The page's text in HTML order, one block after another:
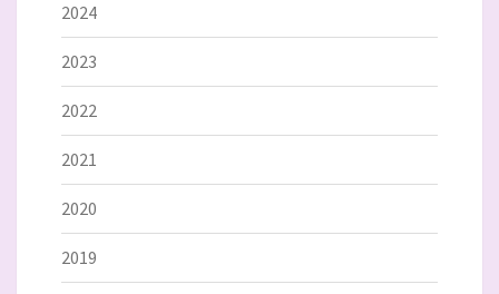
2024
2023
2022
2021
2020
2019